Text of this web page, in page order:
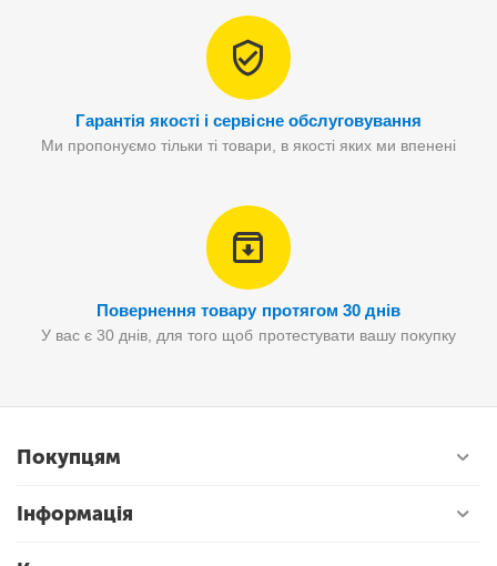
Гарантія якості і сервісне обслуговування
Ми пропонуємо тільки ті товари, в якості яких ми впенені
Повернення товару протягом 30 днів
У вас є 30 днів, для того щоб протестувати вашу покупку
Покупцям
Інформація